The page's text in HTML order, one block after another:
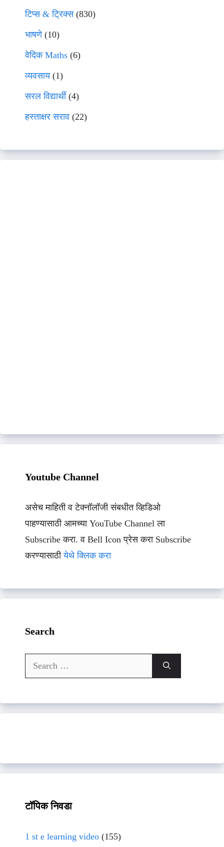
टिप्स & ट्रिक्स(830)
भाषणे(10)
वेदिक Maths (6)
व्यवसाय(1)
सरल विद्यार्थी(4)
हस्ताक्षर सराव (22)
Youtube Channel
असेच माहिती व टेक्नॉलॉजी संबधीत व्हिडिओ
पाहण्यासाठी आमच्या YouTube Channel ला
Subscribe करा. व Bell Icon प्रेस करा Subscribe
करण्यासाठीयेथे क्लिक करा
Search
Search
for:
टॉपिक निवडा
1 st e learning video (155)